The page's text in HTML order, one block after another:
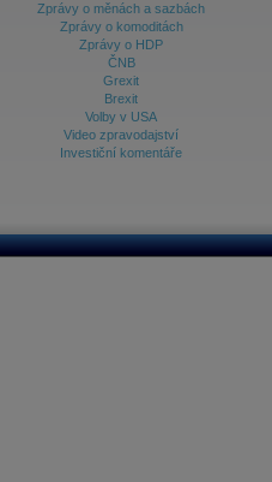
Zprávy o měnách a sazbách
Zprávy o komoditách
Zprávy o HDP
ČNB
Grexit
Brexit
Volby v USA
Video zpravodajství
Investiční komentáře